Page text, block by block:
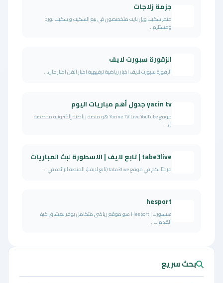
جزمة زلاجات
متجر سكيت ويل بايت متخصصون في بيع السكيت و سكيت بورد
ومستلزم...
الزقورة سبورت لايف
الزقورة سبورت لايف اخبار رياضية ترفيهية اخبار الفن اخبار عال...
yacin tv جدول أهم مباريات اليوم
موقع Yacine TV Live YouTube هو منصة رياضية إلكترونية مخصصة
ل...
tabe3live | تابع لايف | الاسطورة لبث المباريات
مرحبًا بكم في موقع taba3live (تابع لايف)، المنصة الرائدة في ...
hesport
هسبورت | Hesport هو موقع رياضي متكامل يوفر لعشاق كرة
القدم ت...
بحث سريع